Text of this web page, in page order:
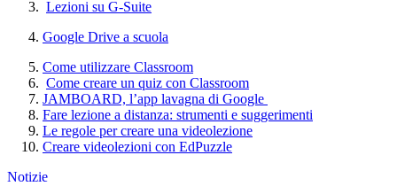
Lezioni su G-Suite
Google Drive a scuola
Come utilizzare Classroom
Come creare un quiz con Classroom
JAMBOARD, l’app lavagna di Google
Fare lezione a distanza: strumenti e suggerimenti
Le regole per creare una videolezione
Creare videolezioni con EdPuzzle
Notizie